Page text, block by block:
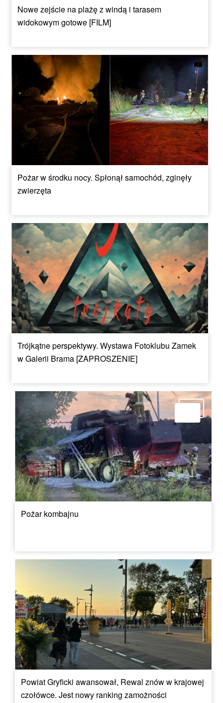
Nowe zejście na plażę z windą i tarasem
widokowym gotowe [FILM]
Pożar w środku nocy. Spłonął samochód, zginęły
zwierzęta
Trójkątne perspektywy. Wystawa Fotoklubu Zamek
w Galerii Brama [ZAPROSZENIE]
Pożar kombajnu
Powiat Gryficki awansował, Rewal znów w krajowej
czołówce. Jest nowy ranking zamożności